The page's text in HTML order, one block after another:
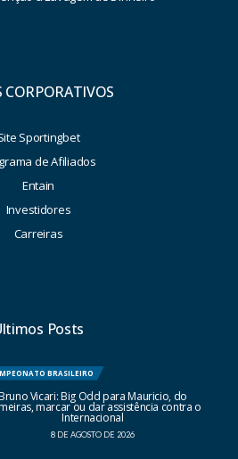
CORPORATIVOS
Sportingbet
de Afiliados
Entain
Investidores
Carreiras
Posts
BRASILEIRO
Vicari: Big Odd para Mauricio, do
marcar ou dar assistência contra o
Internacional
8 DE AGOSTO DE 2026